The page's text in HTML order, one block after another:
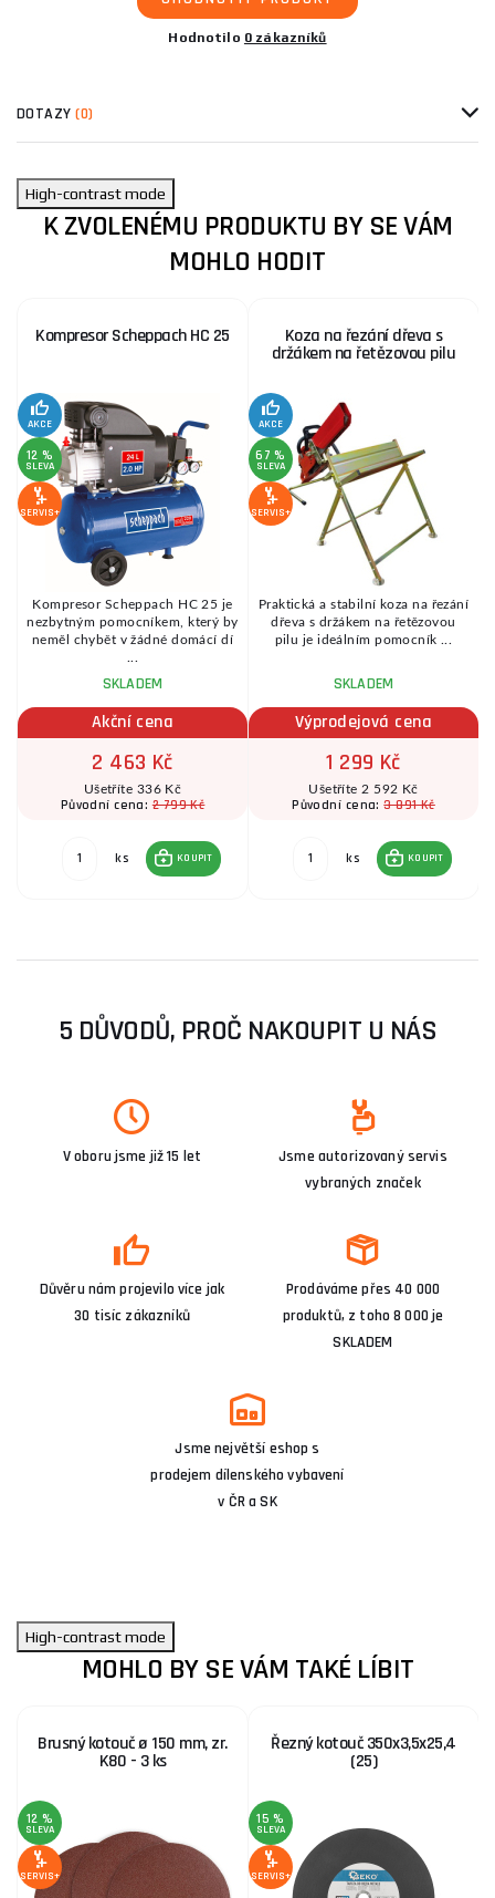
Hodnotilo 0 zákazníků
DOTAZY(0)
High-contrast mode
K ZVOLENÉMU PRODUKTU BY SE VÁM
MOHLO HODIT
Kompresor Scheppach HC 25
AKCE
12 %
SLEVA
SERVIS+
Kompresor Scheppach HC 25 je
nezbytným pomocníkem, který by
neměl chybět v žádné domácí dí
SKLADEM
Akční cena
2 463 Kč
Ušetříte 336 Kč
Původní cena:2 799 Kč
ks KOUPIT
Koza na řezání dřeva s
držákem na řetězovou pilu
AKCE
67 %
SLEVA
SERVIS+
Praktická a stabilní koza na řezání
dřeva s držákem na řetězovou
pilu je ideálním pomocník ...
SKLADEM
Výprodejová cena
1 299 Kč
Ušetříte 2 592 Kč
Původní cena:3 891 Kč
ks KOUPIT
5 DŮVODŮ, PROČ NAKOUPIT U NÁS
V oboru jsme již 15 let
Jsme autorizovaný servis
vybraných značek
Důvěru nám projevilo více jak
30 tisíc zákazníků
Prodáváme přes 40 000
produktů, z toho 8 000 je
SKLADEM
Jsme největší eshop s
prodejem dílenského vybavení
v ČR a SK
High-contrast mode
MOHLO BY SE VÁM TAKÉ LÍBIT
Brusný kotouč ø 150 mm, zr.
K80 - 3 ks
12 %
SLEVA
SERVIS+
Řezný kotouč 350x3,5x25,4
(25)
15 %
SLEVA
SERVIS+